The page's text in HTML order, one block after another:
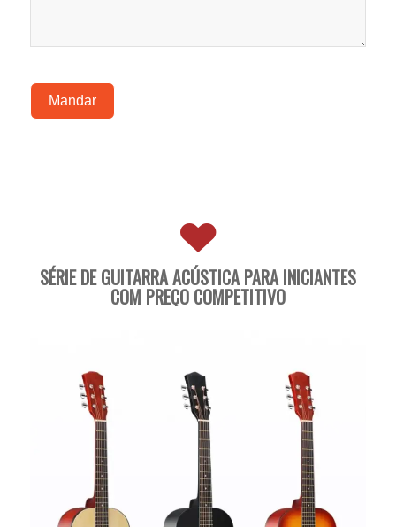
Mandar
SÉRIE DE GUITARRA ACÚSTICA PARA INICIANTES
COM PREÇO COMPETITIVO